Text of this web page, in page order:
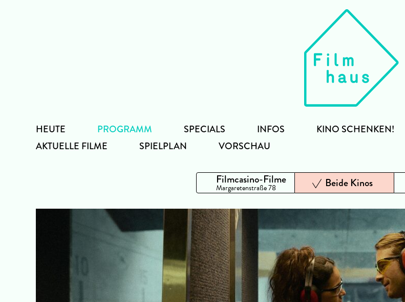
HEUTE
PROGRAMM
AKTUELLE FILME
SPIELPLAN VORSCHAU
SPECIALS INFOS KINO SCHENKEN!
Filmcasino-Filme
Margaretenstraße 78 Beide Kinos